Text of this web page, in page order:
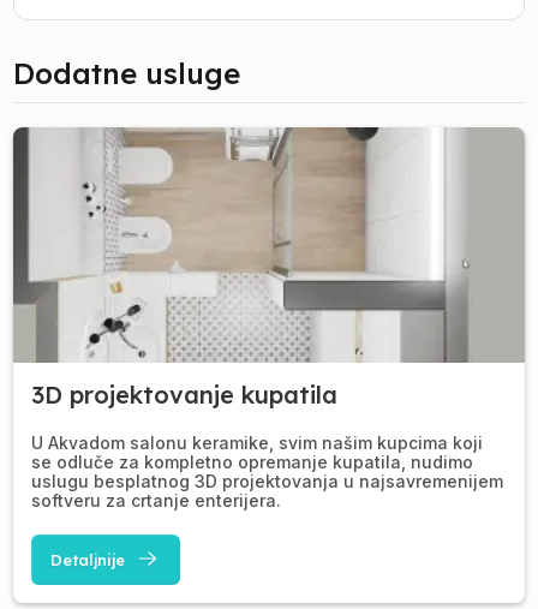
Dodatne usluge
3D projektovanje kupatila
U Akvadom salonu keramike, svim našim kupcima koji
se odluče za kompletno opremanje kupatila, nudimo
uslugu besplatnog 3D projektovanja u najsavremenijem
softveru za crtanje enterijera.
Detaljnije